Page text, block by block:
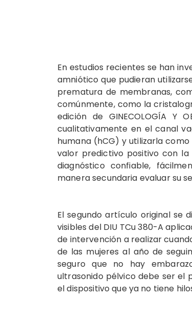
En estudios recientes se han
amniótico que pudieran
prematura de membranas,
comúnmente, como la
edición de GINECOLOGÍA Y
cualitativamente en el canal
humana (hCG) y utilizarla
valor predictivo positivo con
diagnóstico confiable,
manera secundaria evaluar su
El segundo artículo original se
visibles del DIU TCu 380-A
de intervención a realizar
de las mujeres al año de
seguro que no hay
ultrasonido pélvico debe ser el
el dispositivo que ya no tiene